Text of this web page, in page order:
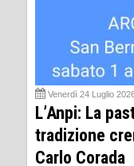
Venerdì 24 Luglio
L’Anpi: La
tradizione
Carlo Corada